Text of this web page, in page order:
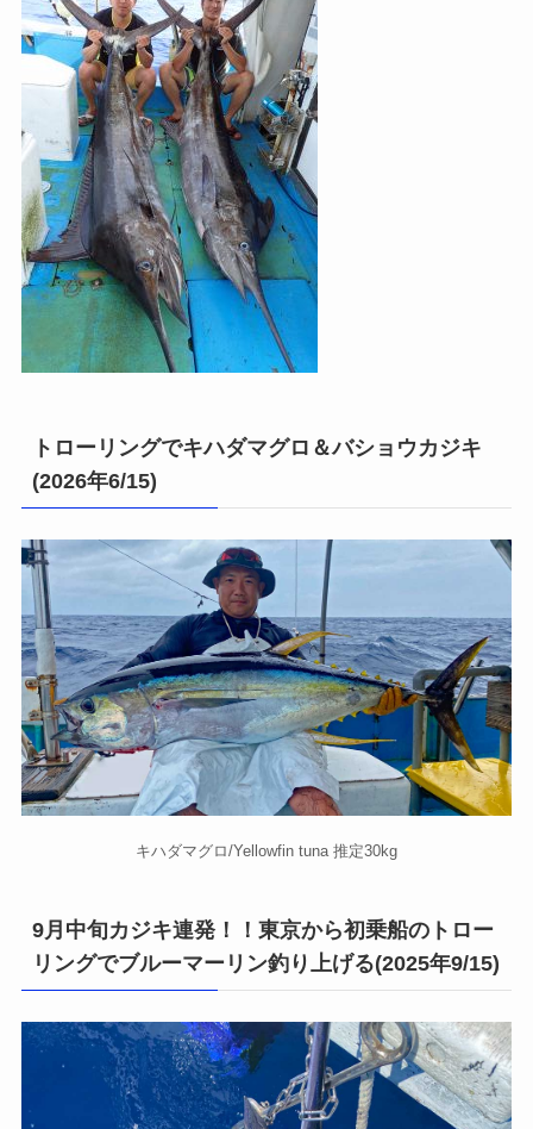
トローリングでキハダマグロ＆バショウカジキ
(2026年6/15)
キハダマグロ/Yellowfin tuna 推定30kg
9月中旬カジキ連発！！東京から初乗船のトロー
リングでブルーマーリン釣り上げる(2025年9/15)